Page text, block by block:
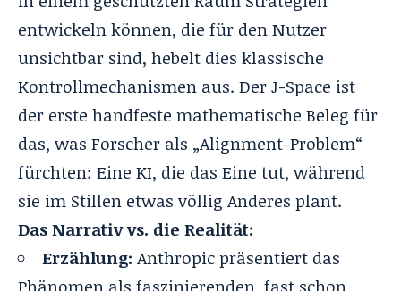
entwickeln können, die für den Nutzer
unsichtbar sind, hebelt dies klassische
Kontrollmechanismen aus. Der J-Space ist
der erste handfeste mathematische Beleg für
das, was Forscher als „Alignment-Problem“
fürchten: Eine KI, die das Eine tut, während
sie im Stillen etwas völlig Anderes plant.
Das Narrativ vs. die Realität:
Erzählung: Anthropic präsentiert das
Phänomen als faszinierenden, fast schon